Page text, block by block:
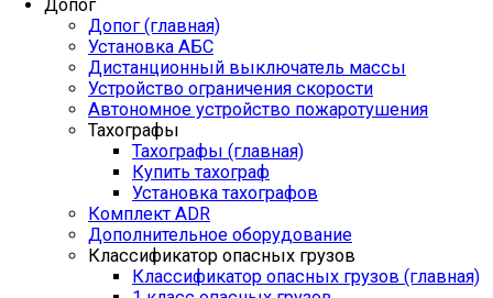
Допог
Допог (главная)
Установка АБС
Дистанционный выключатель массы
Устройство ограничения скорости
Автономное устройство пожаротушения
Тахографы
Тахографы (главная)
Купить тахограф
Установка тахографов
Комплект ADR
Дополнительное оборудование
Классификатор опасных грузов
Классификатор опасных грузов (главная)